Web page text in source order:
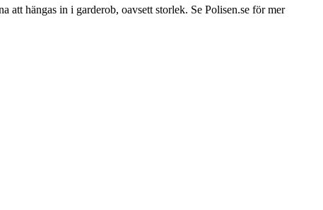
hängas in i garderob, oavsett storlek. Se Polisen.se för mer